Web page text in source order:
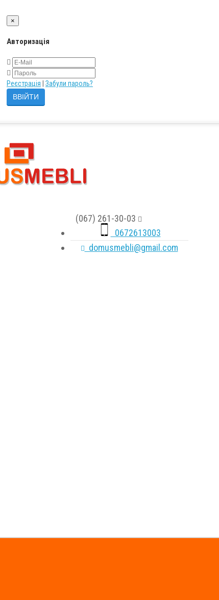
×
Авторизація
Реєстрація Забули пароль?
(067) 261-30-03
0672613003
domusmebli@gmail.com